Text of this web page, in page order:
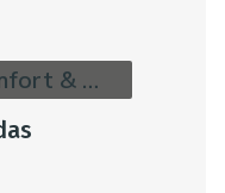
Komfort & Hygiene